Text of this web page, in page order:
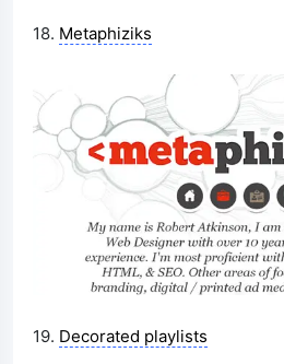
18. Metaphiziks
19. Decorated playlists